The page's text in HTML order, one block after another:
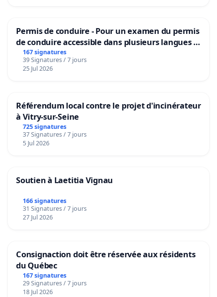
Permis de conduire - Pour un examen du permis
de conduire accessible dans plusieurs langues à
Bruxelles
167 signatures
39 Signatures / 7 jours
25 Jul 2026
Référendum local contre le projet d'incinérateur
à Vitry-sur-Seine
725 signatures
37 Signatures / 7 jours
5 Jul 2026
Soutien à Laetitia Vignau
166 signatures
31 Signatures / 7 jours
27 Jul 2026
Consignaction doit être réservée aux résidents
du Québec
167 signatures
29 Signatures / 7 jours
18 Jul 2026